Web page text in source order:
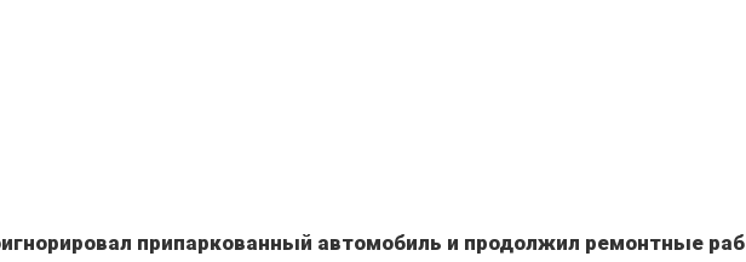
припаркованный автомобиль и продолжил ремонтные